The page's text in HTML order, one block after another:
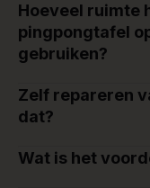
Hoeveel ruimte
pingpongtafel
gebruiken?
Zelf repareren
dat?
Wat is het